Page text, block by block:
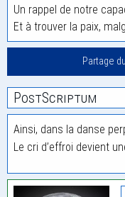
Un rappel de notre
Et à trouver la paix,
Partage
PostScriptum
Ainsi, dans la danse
Le cri d’effroi devient